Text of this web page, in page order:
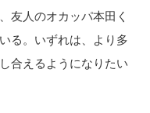
友人のオカッパ本田く
る。いずれは、より多
合えるようになりたい